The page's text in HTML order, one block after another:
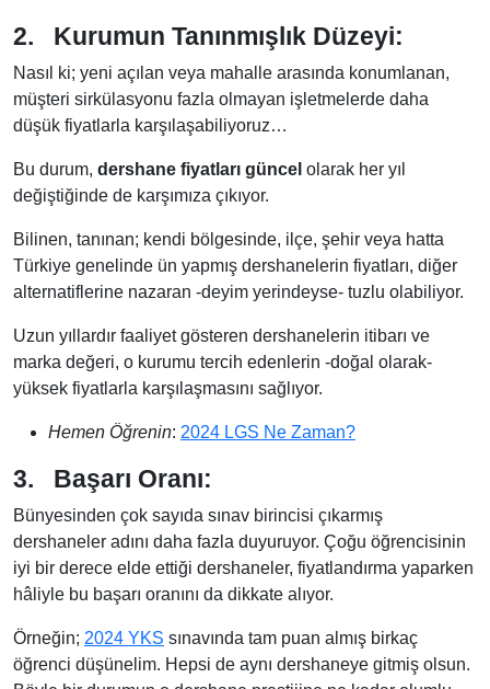
2. Kurumun Tanınmışlık Düzeyi:
Nasıl ki; yeni açılan veya mahalle arasında konumlanan,
müşteri sirkülasyonu fazla olmayan işletmelerde daha
düşük fiyatlarla karşılaşabiliyoruz…
Bu durum, dershane fiyatları güncel olarak her yıl
değiştiğinde de karşımıza çıkıyor.
Bilinen, tanınan; kendi bölgesinde, ilçe, şehir veya hatta
Türkiye genelinde ün yapmış dershanelerin fiyatları, diğer
alternatiflerine nazaran -deyim yerindeyse- tuzlu olabiliyor.
Uzun yıllardır faaliyet gösteren dershanelerin itibarı ve
marka değeri, o kurumu tercih edenlerin -doğal olarak-
yüksek fiyatlarla karşılaşmasını sağlıyor.
Hemen Öğrenin: 2024 LGS Ne Zaman?
3. Başarı Oranı:
Bünyesinden çok sayıda sınav birincisi çıkarmış
dershaneler adını daha fazla duyuruyor. Çoğu öğrencisinin
iyi bir derece elde ettiği dershaneler, fiyatlandırma yaparken
hâliyle bu başarı oranını da dikkate alıyor.
Örneğin; 2024 YKS sınavında tam puan almış birkaç
öğrenci düşünelim. Hepsi de aynı dershaneye gitmiş olsun.